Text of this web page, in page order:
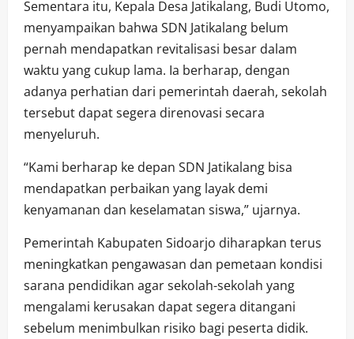
Sementara itu, Kepala Desa Jatikalang, Budi Utomo,
menyampaikan bahwa SDN Jatikalang belum
pernah mendapatkan revitalisasi besar dalam
waktu yang cukup lama. Ia berharap, dengan
adanya perhatian dari pemerintah daerah, sekolah
tersebut dapat segera direnovasi secara
menyeluruh.
“Kami berharap ke depan SDN Jatikalang bisa
mendapatkan perbaikan yang layak demi
kenyamanan dan keselamatan siswa,” ujarnya.
Pemerintah Kabupaten Sidoarjo diharapkan terus
meningkatkan pengawasan dan pemetaan kondisi
sarana pendidikan agar sekolah-sekolah yang
mengalami kerusakan dapat segera ditangani
sebelum menimbulkan risiko bagi peserta didik.